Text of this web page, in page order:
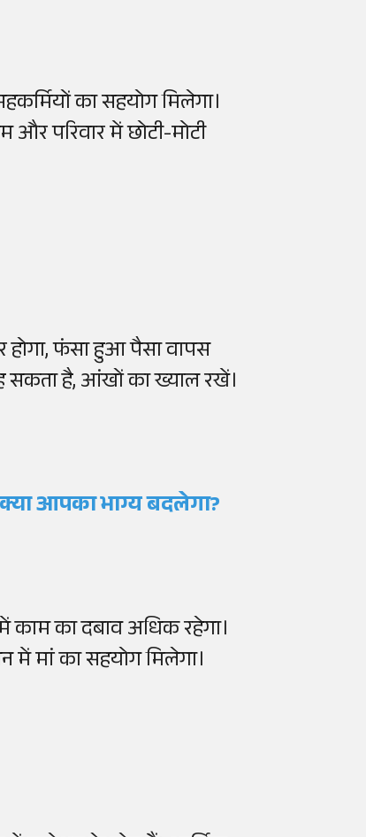
का सहयोग मिलेगा।
और परिवार में छोटी-मोटी
होगा, फंसा हुआ पैसा वापस
सकता है, आंखों का ख्याल रखें।
आपका भाग्य बदलेगा?
का दबाव अधिक रहेगा।
में मां का सहयोग मिलेगा।